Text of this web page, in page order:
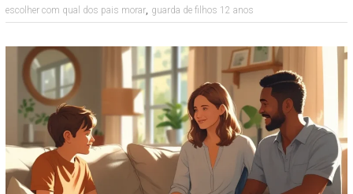
escolher com qual dos pais morar, guarda de filhos 12 anos